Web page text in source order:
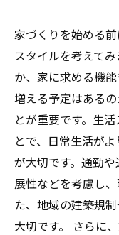
家づくりを始める
スタイルを考えて
か、家に求める機
増える予定はある
とが重要です。生
とで、日常生活が
が大切です。通勤
展性などを考慮し
た、地域の建築規
大切です。 さらに